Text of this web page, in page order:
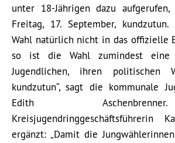
unter 18-Jährigen dazu
Freitag, 17. September,
Wahl natürlich nicht in das offizielle
so ist die Wahl zumindest eine
Jugendlichen, ihren politischen
kundzutun“, sagt die kommunale
Edith
Kreisjugendringgeschäftsführerin
ergänzt: „Damit die